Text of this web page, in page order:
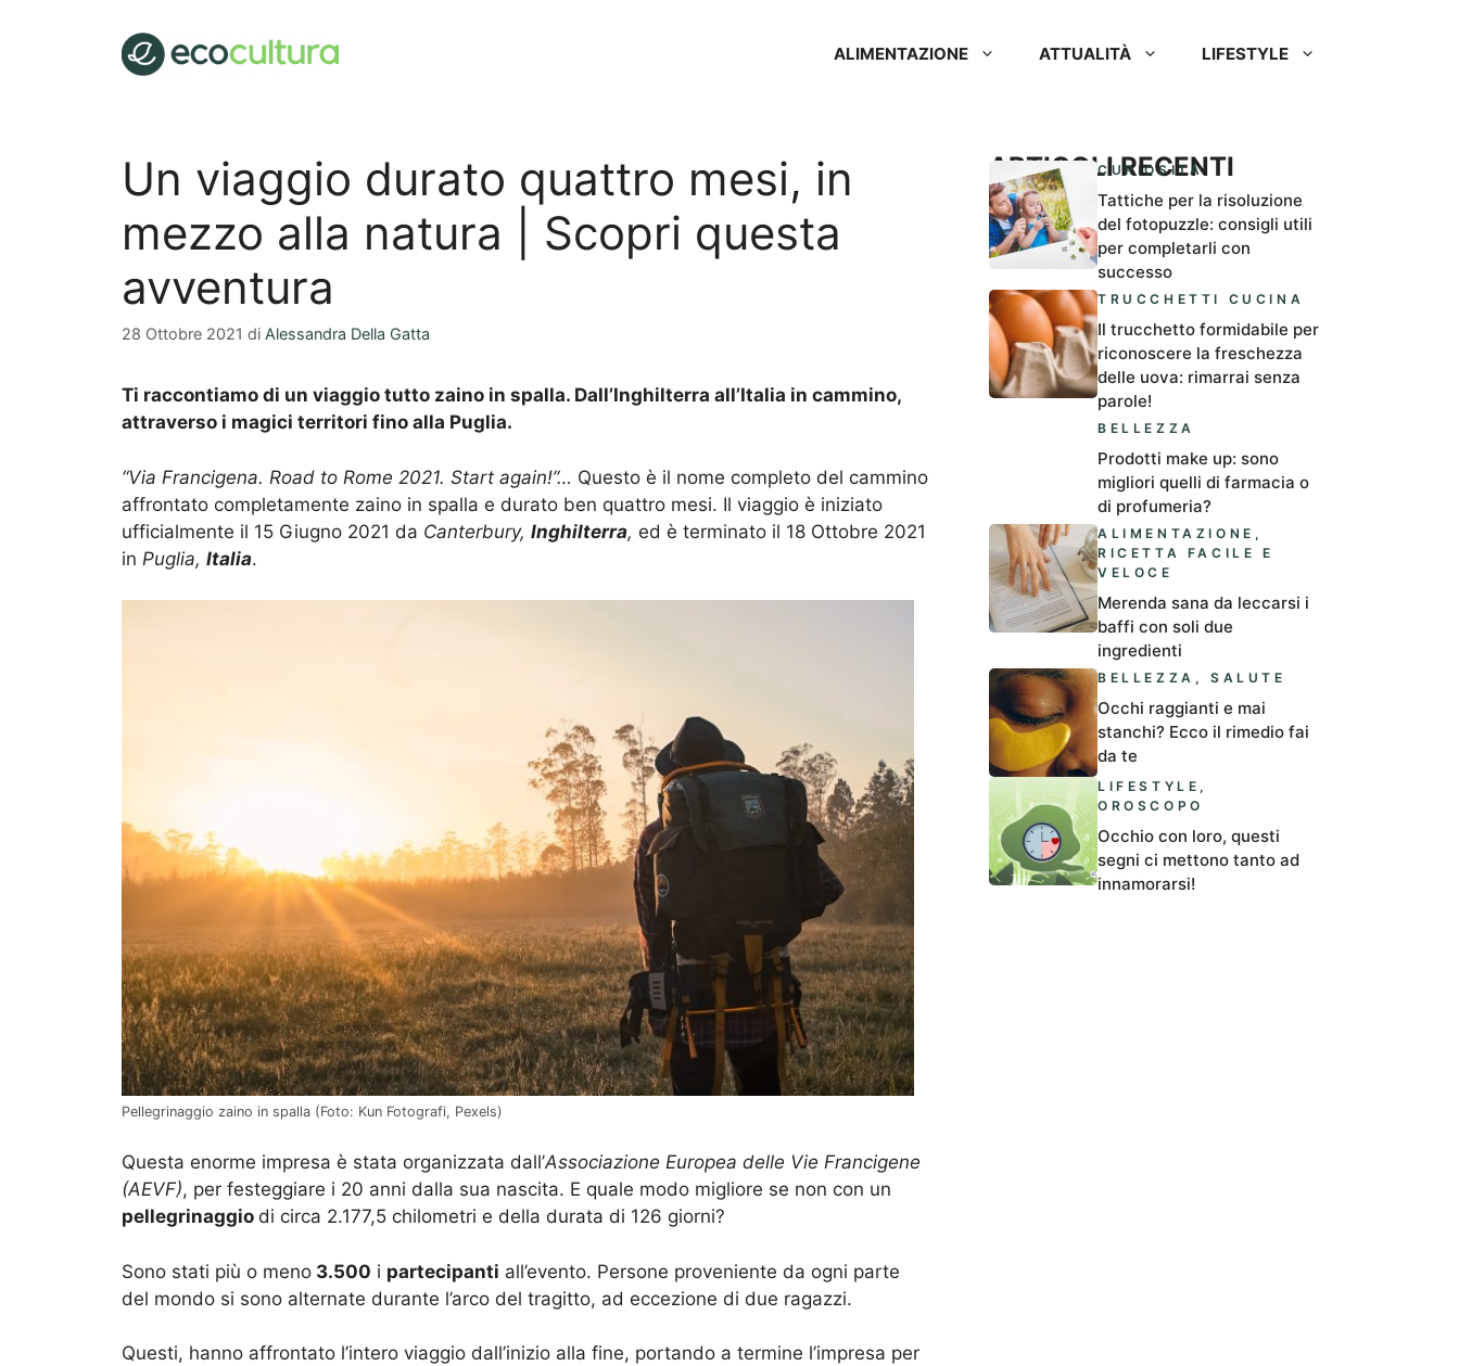
ALIMENTAZIONE ATTUALITÀ LIFESTYLE
Un viaggio durato quattro mesi, in
mezzo alla natura | Scopri questa
avventura
28 Ottobre 2021 di Alessandra Della Gatta
Ti raccontiamo di un viaggio tutto zaino in spalla. Dall’Inghilterra all’Italia in cammino,
attraverso i magici territori fino alla Puglia.
“Via Francigena. Road to Rome 2021. Start again!”… Questo è il nome completo del cammino
affrontato completamente zaino in spalla e durato ben quattro mesi. Il viaggio è iniziato
ufficialmente il 15 Giugno 2021 da Canterbury, Inghilterra, ed è terminato il 18 Ottobre 2021
in Puglia, Italia.
Pellegrinaggio zaino in spalla (Foto: Kun Fotografi, Pexels)
Questa enorme impresa è stata organizzata dall’Associazione Europea delle Vie Francigene
(AEVF), per festeggiare i 20 anni dalla sua nascita. E quale modo migliore se non con un
pellegrinaggio di circa 2.177,5 chilometri e della durata di 126 giorni?
Sono stati più o meno 3.500 i partecipanti all’evento. Persone proveniente da ogni parte
del mondo si sono alternate durante l’arco del tragitto, ad eccezione di due ragazzi.
Questi, hanno affrontato l’intero viaggio dall’inizio alla fine, portando a termine l’impresa per
ARTICOLI RECENTI
CURIOSITÀ
Tattiche per la risoluzione
del fotopuzzle: consigli utili
per completarli con
successo
TRUCCHETTI CUCINA
Il trucchetto formidabile per
riconoscere la freschezza
delle uova: rimarrai senza
parole!
BELLEZZA
Prodotti make up: sono
migliori quelli di farmacia o
di profumeria?
ALIMENTAZIONE ,
RICETTA FACILE E
VELOCE
Merenda sana da leccarsi i
baffi con soli due
ingredienti
BELLEZZA ,SALUTE
Occhi raggianti e mai
stanchi? Ecco il rimedio fai
da te
LIFESTYLE ,
OROSCOPO
Occhio con loro, questi
segni ci mettono tanto ad
innamorarsi!